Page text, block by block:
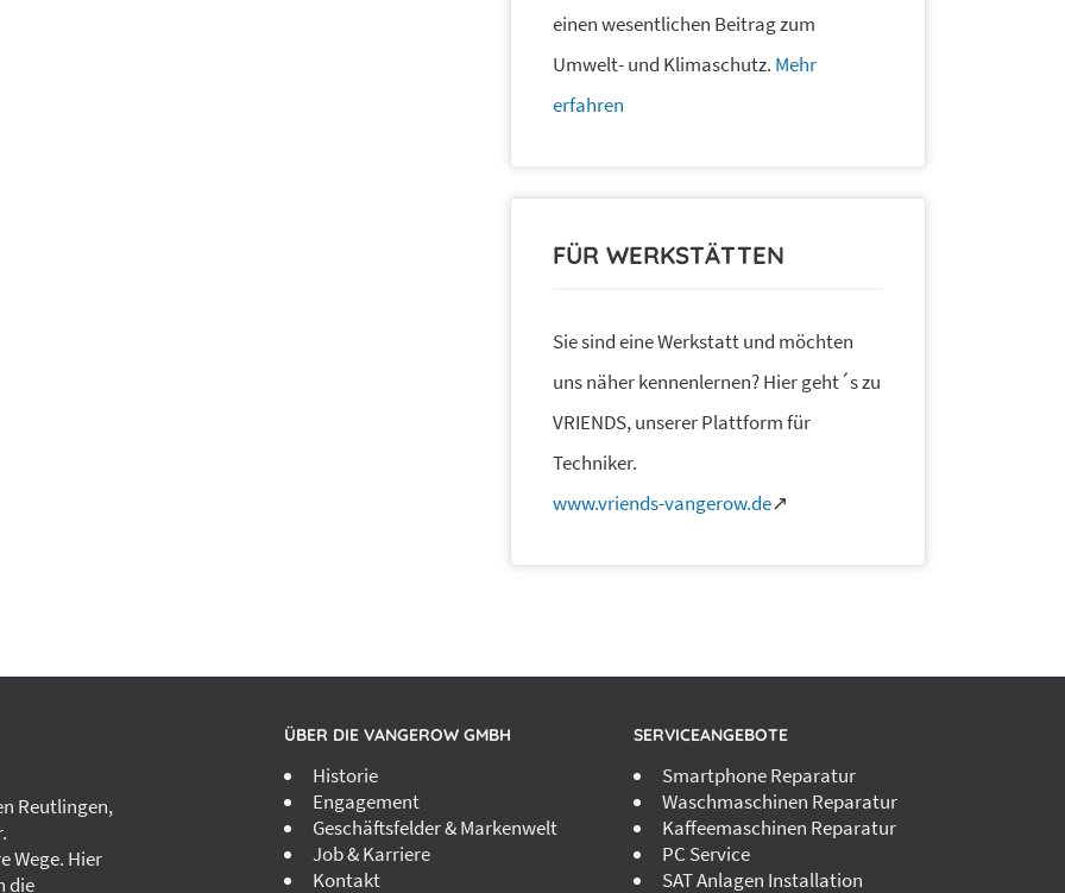
einen wesentlichen Beitrag zum
Umwelt- und Klimaschutz. Mehr
erfahren
FÜR WERKSTÄTTEN
Sie sind eine Werkstatt und möchten
uns näher kennenlernen? Hier geht´s zu
VRIENDS, unserer Plattform für
Techniker.
www.vriends-vangerow.de↗
Reutlingen,
Wege. Hier
die
ÜBER DIE VANGEROW GMBH
Historie
Engagement
Geschäftsfelder & Markenwelt
Job & Karriere
Kontakt
SERVICEANGEBOTE
Smartphone Reparatur
Waschmaschinen Reparatur
Kaffeemaschinen Reparatur
PC Service
SAT Anlagen Installation